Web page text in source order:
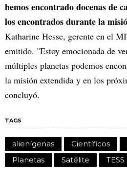
hemos encontrado docenas de
los encontrados durante la
Katharine Hesse, gerente en el
emitido. "Estoy emocionada de
múltiples planetas podemos
la misión extendida y en los
concluyó.
TAGS
alienígenas Científicos
Planetas
Satélite TESS